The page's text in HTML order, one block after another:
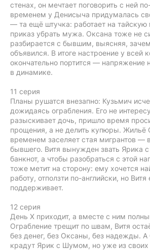
стенах, он мечтает поговорить с ней
временем у Денисыча придумалась
— та ещё штучка: работает на
приказ убрать мужа. Оксана тоже не
разбирается с бывшим, выясняя,
объявился. В итоге настроение у всей
окончательно портится — напряжение
в динамике.
11 серия
Планы рушатся внезапно: Кузьмич
дожидаясь ограбления. Его не
разыскивает дочь, пришло время
прощения, а не делить купюры. Жильё
временем заселяет стая мигрантов —
бывшего. Витя вынужден звать
банкнот, а чтобы разобраться с этой
тоже метит на сторону: ему хочется
работу, отползти по-английски, но Витя
поддерживает.
12 серия
День Х приходит, а вместе с ним
Ограбление трещит по швам, Витя
без денег, без Оксаны, без надежды.
крадут Ярик с Шумом, но уже из